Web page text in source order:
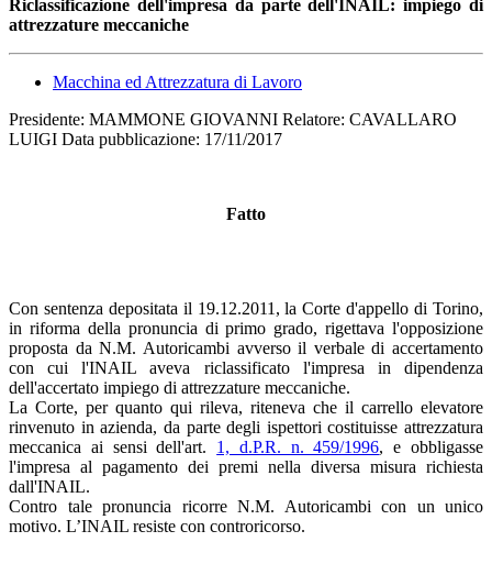
Riclassificazione dell'impresa da parte dell'INAIL: impiego di
attrezzature meccaniche
Macchina ed Attrezzatura di Lavoro
Presidente: MAMMONE GIOVANNI Relatore: CAVALLARO
LUIGI Data pubblicazione: 17/11/2017
Fatto
Con sentenza depositata il 19.12.2011, la Corte d'appello di Torino,
in riforma della pronuncia di primo grado, rigettava l'opposizione
proposta da N.M. Autoricambi avverso il verbale di accertamento
con cui l'INAIL aveva riclassificato l'impresa in dipendenza
dell'accertato impiego di attrezzature meccaniche.
La Corte, per quanto qui rileva, riteneva che il carrello elevatore
rinvenuto in azienda, da parte degli ispettori costituisse attrezzatura
meccanica ai sensi dell'art. 1, d.P.R. n. 459/1996, e obbligasse
l'impresa al pagamento dei premi nella diversa misura richiesta
dall'INAIL.
Contro tale pronuncia ricorre N.M. Autoricambi con un unico
motivo. L’INAIL resiste con controricorso.